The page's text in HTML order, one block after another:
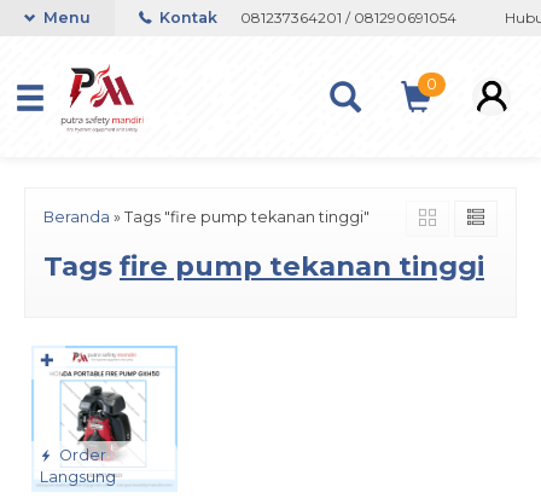
Whatsapp 082133767508 / 081237364201 / 081290691054
Menu Kontak
0
Beranda » Tags "fire pump tekanan tinggi"
Tags fire pump tekanan tinggi
Order
Langsung
✚